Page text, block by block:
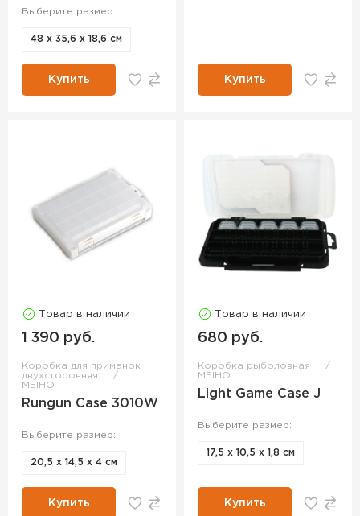
Выберите размер:
48 х 35,6 х 18,6 см
Купить Купить
Товар в наличии
1 390 руб.
Коробка для приманок
двухсторонняя
MEIHO
Rungun Case 3010W
Выберите размер:
20,5 х 14,5 х 4 см
Купить
Товар в наличии
680 руб.
Коробка рыболовная
MEIHO
Light Game Case J
Выберите размер:
17,5 x 10,5 x 1,8 см
Купить